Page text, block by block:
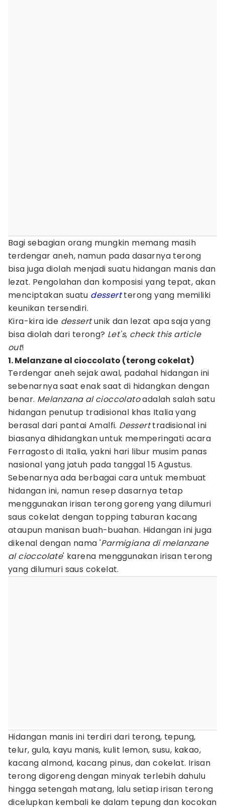
Bagi sebagian orang mungkin memang masih
terdengar aneh, namun pada dasarnya terong
bisa juga diolah menjadi suatu hidangan manis dan
lezat. Pengolahan dan komposisi yang tepat, akan
menciptakan suatu dessert terong yang memiliki
keunikan tersendiri.
Kira-kira ide dessertunik dan lezat apa saja yang
bisa diolah dari terong? Let's, check this article
out!
1. Melanzane al cioccolato (terong cokelat)
Terdengar aneh sejak awal, padahal hidangan ini
sebenarnya saat enak saat di hidangkan dengan
benar. Melanzana al cioccolatoadalah salah satu
hidangan penutup tradisional khas Italia yang
berasal dari pantai Amalfi. Desserttradisional ini
biasanya dihidangkan untuk memperingati acara
Ferragosto di Italia, yakni hari libur musim panas
nasional yang jatuh pada tanggal 15 Agustus.
Sebenarnya ada berbagai cara untuk membuat
hidangan ini, namun resep dasarnya tetap
menggunakan irisan terong goreng yang dilumuri
saus cokelat dengan topping taburan kacang
ataupun manisan buah-buahan. Hidangan ini juga
dikenal dengan nama 'Parmigiana di melanzane
al cioccolate' karena menggunakan irisan terong
yang dilumuri saus cokelat.
Hidangan manis ini terdiri dari terong, tepung,
telur, gula, kayu manis, kulit lemon, susu, kakao,
kacang almond, kacang pinus, dan cokelat. Irisan
terong digoreng dengan minyak terlebih dahulu
hingga setengah matang, lalu setiap irisan terong
dicelupkan kembali ke dalam tepung dan kocokan